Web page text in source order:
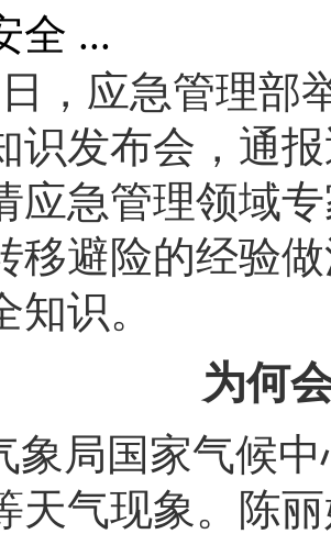
全 ...
，应急管理部
识发布会，通
应急管理领域
移避险的经验
识。
为何
象局国家气候
天气现象。陈